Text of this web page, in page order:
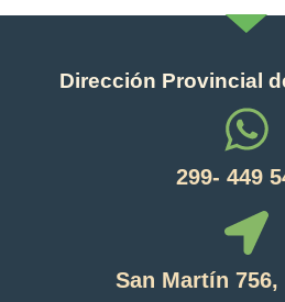
Dirección Provincial
299- 449
San Martín 756,